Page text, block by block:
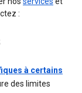
:
à certains
des limites